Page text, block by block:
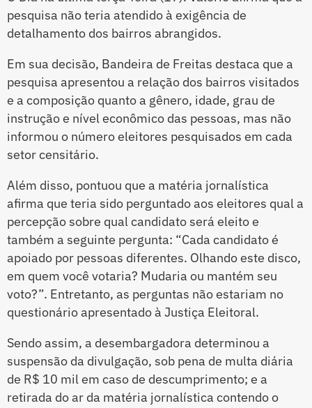
pesquisa não teria atendido à exigência de
detalhamento dos bairros abrangidos.
Em sua decisão, Bandeira de Freitas destaca que a
pesquisa apresentou a relação dos bairros visitados
e a composição quanto a gênero, idade, grau de
instrução e nível econômico das pessoas, mas não
informou o número eleitores pesquisados em cada
setor censitário.
Além disso, pontuou que a matéria jornalística
afirma que teria sido perguntado aos eleitores qual a
percepção sobre qual candidato será eleito e
também a seguinte pergunta: “Cada candidato é
apoiado por pessoas diferentes. Olhando este disco,
em quem você votaria? Mudaria ou mantém seu
voto?”. Entretanto, as perguntas não estariam no
questionário apresentado à Justiça Eleitoral.
Sendo assim, a desembargadora determinou a
suspensão da divulgação, sob pena de multa diária
de R$ 10 mil em caso de descumprimento; e a
retirada do ar da matéria jornalística contendo o